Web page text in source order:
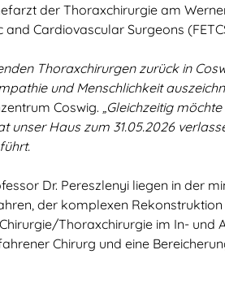
der Thoraxchirurgie am
Cardiovascular Surgeons
Thoraxchirurgen zurück in
und Menschlichkeit
Coswig. „Gleichzeitig möchte
unser Haus zum 31.05.2026
Dr. Pereszlenyi liegen in der
der komplexen
Thoraxchirurgie im In-
Chirurg und eine